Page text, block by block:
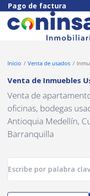
Pago de factura
Inicio Venta de usados
Venta de Inmuebles
Venta de
oficinas, bodegas
Antioquia Medellín,
Barranquilla
Navigated to Venta de